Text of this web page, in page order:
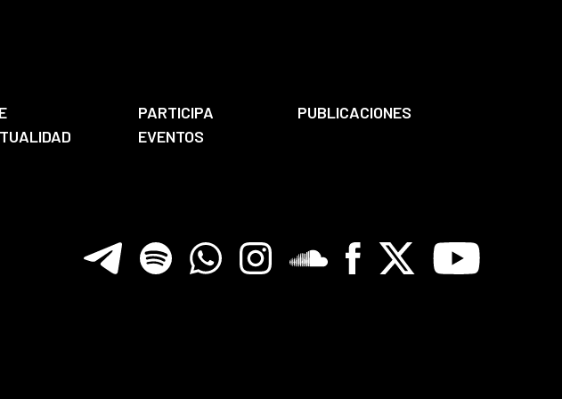
PARTICIPA
PUBLICACIONES
EVENTOS
TelegramSpotify WhatsappInstagramSoundcloreFacebook
X Youtube